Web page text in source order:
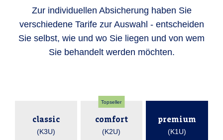
Zur individuellen Absicherung haben Sie
verschiedene Tarife zur Auswahl - entscheiden
Sie selbst, wie und wo Sie liegen und von wem
Sie behandelt werden möchten.
classic
(K3U)
Topseller
comfort
(K2U)
premium
(K1U)